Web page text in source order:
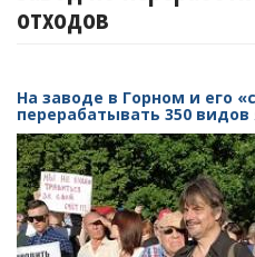
отходов
На заводе в Горном и его
перерабатывать 350